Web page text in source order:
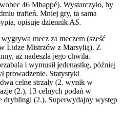
46 Mbappé). Wystarczyło, by
trafień. Mniej gry, ta sama
opisuje dziennik AS.
mecz za meczem (sześć
Lidze Mistrzów z Marsylią). Z
aż nadeszła jego chwila.
i wymusił jedenastkę, później
prowadzenie. Statystyki
celne strzały (2. wynik w
(2.), 13 celnych podań w
dryblingi (2.). Superwydajny występ